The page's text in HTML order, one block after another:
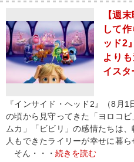
【週
して
ッド2
より
イスタ
『インサイド・ヘッド2』（8
の頃から見守ってきた「ヨロコ
ムカ」「ビビリ」の感情たちは
人もできたライリーが幸せに暮
そん・・・ 続きを読む